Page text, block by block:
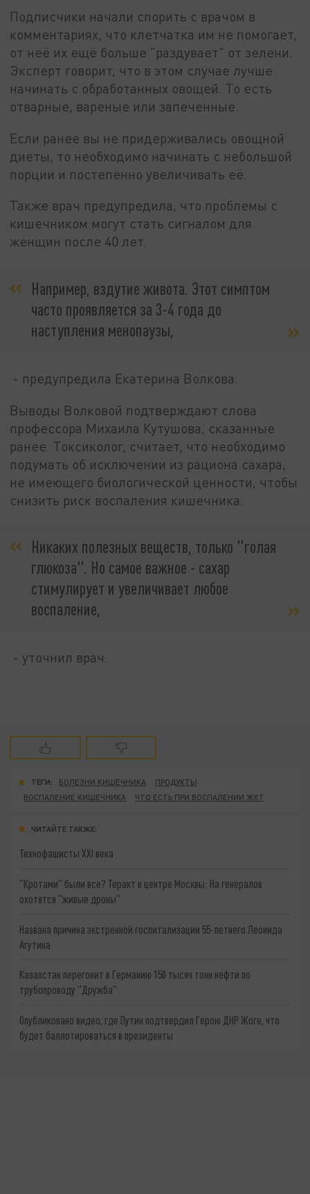
Подписчики начали спорить с врачом в
комментариях, что клетчатка им не помогает,
от неё их ещё больше "раздувает" от зелени.
Эксперт говорит, что в этом случае лучше
начинать с обработанных овощей. То есть
отварные, вареные или запеченные.
Если ранее вы не придерживались овощной
диеты, то необходимо начинать с небольшой
порции и постепенно увеличивать её.
Также врач предупредила, что проблемы с
кишечником могут стать сигналом для
женщин после 40 лет.
Например, вздутие живота. Этот симптом
часто проявляется за 3-4 года до
наступления менопаузы,
- предупредила Екатерина Волкова.
Выводы Волковой подтверждают слова
профессора Михаила Кутушова, сказанные
ранее. Токсиколог, считает, что необходимо
подумать об исключении из рациона сахара,
не имеющего биологической ценности, чтобы
снизить риск воспаления кишечника.
Никаких полезных веществ, только "голая
глюкоза". Но самое важное - сахар
стимулирует и увеличивает любое
воспаление,
- уточнил врач.
ТЕГИ: БОЛЕЗНИ КИШЕЧНИКА
ПРОДУКТЫ
ВОСПАЛЕНИЕ КИШЕЧНИКА
ЧТО ЕСТЬ ПРИ ВОСПАЛЕНИИ ЖКТ
ЧИТАЙТЕ ТАКЖЕ:
Технофашисты XXI века
"Кротами" были все? Теракт в центре Москвы: На генералов
охотятся "живые дроны"
Названа причина экстренной госпитализации 55-летнего Леонида
Агутина
Казахстан перегонит в Германию 150 тысяч тонн нефти по
трубопроводу "Дружба"
Опубликовано видео, где Путин подтвердил Герою ДНР Жоге, что
будет баллотироваться в президенты